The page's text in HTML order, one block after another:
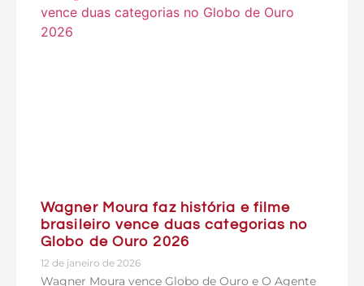
Wagner Moura faz história e filme
brasileiro vence duas categorias no
Globo de Ouro 2026
12 de janeiro de 2026
Wagner Moura vence Globo de Ouro e O Agente